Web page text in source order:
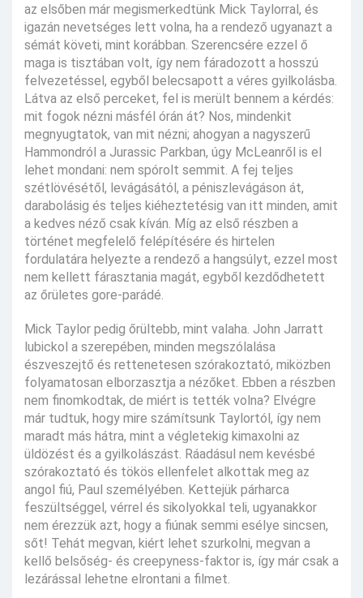
az elsőben már megismerkedtünk Mick Taylorral, és
igazán nevetséges lett volna, ha a rendező ugyanazt a
sémát követi, mint korábban. Szerencsére ezzel ő
maga is tisztában volt, így nem fáradozott a hosszú
felvezetéssel, egyből belecsapott a véres gyilkolásba.
Látva az első perceket, fel is merült bennem a kérdés:
mit fogok nézni másfél órán át? Nos, mindenkit
megnyugtatok, van mit nézni; ahogyan a nagyszerű
Hammondról a Jurassic Parkban, úgy McLeanről is el
lehet mondani: nem spórolt semmit. A fej teljes
szétlövésétől, levágásától, a péniszlevágáson át,
darabolásig és teljes kiéheztetésig van itt minden, amit
a kedves néző csak kíván. Míg az első részben a
történet megfelelő felépítésére és hirtelen
fordulatára helyezte a rendező a hangsúlyt, ezzel most
nem kellett fárasztania magát, egyből kezdődhetett
az őrületes gore-parádé.
Mick Taylor pedig őrültebb, mint valaha. John Jarratt
lubickol a szerepében, minden megszólalása
észveszejtő és rettenetesen szórakoztató, miközben
folyamatosan elborzasztja a nézőket. Ebben a részben
nem finomkodtak, de miért is tették volna? Elvégre
már tudtuk, hogy mire számítsunk Taylortól, így nem
maradt más hátra, mint a végletekig kimaxolni az
üldözést és a gyilkolászást. Ráadásul nem kevésbé
szórakoztató és tökös ellenfelet alkottak meg az
angol fiú, Paul személyében. Kettejük párharca
feszültséggel, vérrel és sikolyokkal teli, ugyanakkor
nem érezzük azt, hogy a fiúnak semmi esélye sincsen,
sőt! Tehát megvan, kiért lehet szurkolni, megvan a
kellő belsőség- és creepyness-faktor is, így már csak a
lezárással lehetne elrontani a filmet.